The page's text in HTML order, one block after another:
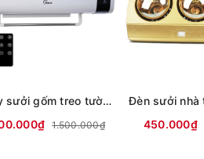
Máy sưởi gốm treo tường HARE HR-HT2005
1.500.000₫
450.000₫